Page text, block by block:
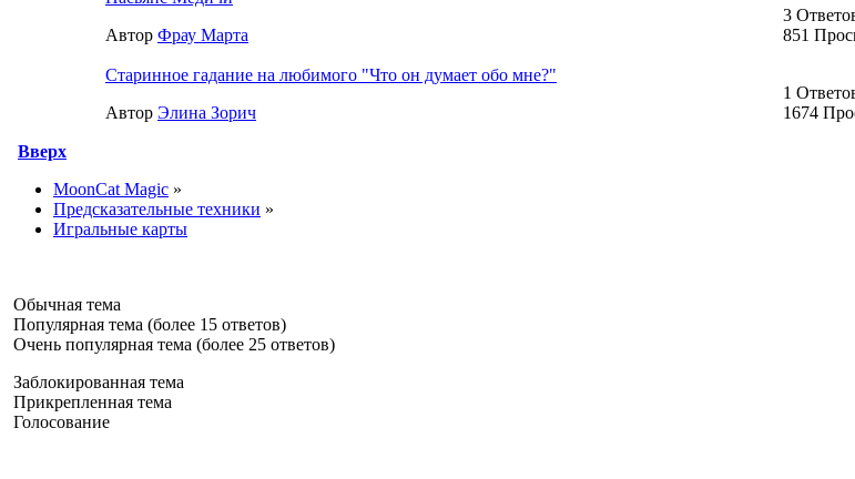
Автор Фрау Марта
3
851
Старинное гадание на любимого "Что он думает обо мне?"
Автор Элина Зорич
1
1674
Вверх
MoonCat Magic »
Предсказательные техники »
Игральные карты
Обычная тема
Популярная тема (более 15 ответов)
Очень популярная тема (более 25 ответов)
Заблокированная тема
Прикрепленная тема
Голосование